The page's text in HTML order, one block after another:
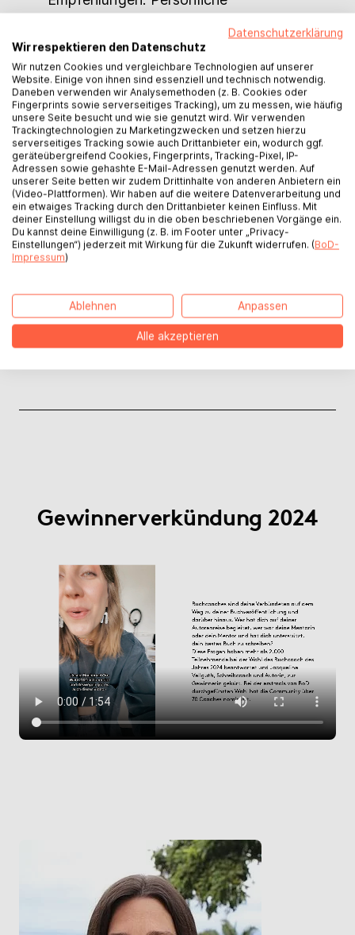
3. Klare Ziele:Definiere deine Ziele.
Brauchst du Hilfe beim Schreiben,
Veröffentlichen oder Marketing? Eine
Buchcoachin oder ein Buchcoach mit den
richtigen Fähigkeiten ist wichtig.
4. Kosten:Buchcoaching kann hochpreisig
sein. Vergleiche die Preise und achte
darauf, dass sie in dein Budget passen.
5. Chemie:Die Beziehung zwischen dir
und deiner Coachin oder einem Coach ist
entscheidend. Führe ein Gespräch oder ein
Chemie stimmt.
Gewinnerverkündung 2024
Datenschutzerklärung
Wir respektieren den Datenschutz
Wir nutzen Cookies und vergleichbare Technologien auf unserer
Website. Einige von ihnen sind essenziell und technisch notwendig.
Daneben verwenden wir Analysemethoden (z. B. Cookies oder
Fingerprints sowie serverseitiges Tracking), um zu messen, wie häufig
unsere Seite besucht und wie sie genutzt wird. Wir verwenden
Trackingtechnologien zu Marketingzwecken und setzen hierzu
serverseitiges Tracking sowie auch Drittanbieter ein, wodurch ggf.
geräteübergreifend Cookies, Fingerprints, Tracking-Pixel, IP-
Adressen sowie gehashte E-Mail-Adressen genutzt werden. Auf
unserer Seite betten wir zudem Drittinhalte von anderen Anbietern ein
(Video-Plattformen). Wir haben auf die weitere Datenverarbeitung und
ein etwaiges Tracking durch den Drittanbieter keinen Einfluss. Mit
deiner Einstellung willigst du in die oben beschriebenen Vorgänge ein.
Du kannst deine Einwilligung (z. B. im Footer unter „Privacy-
Einstellungen“) jederzeit mit Wirkung für die Zukunft widerrufen. (BoD-
Impressum)
Ablehnen Anpassen
Alle akzeptieren